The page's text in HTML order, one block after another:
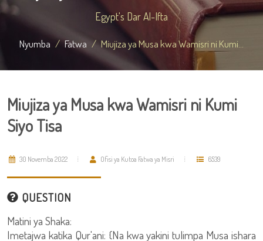
Egypt's Dar Al-Ifta
Nyumba Fatwa Miujiza ya Musa kwa Wamisri ni Kumi...
Miujiza ya Musa kwa Wamisri ni Kumi
Siyo Tisa
30 Novemba 2022 Ofisi ya Kutoa Fatwa ya Misri 6539
QUESTION
Matini ya Shaka:
Imetajwa katika Qur'ani: {Na kwa yakini tulimpa Musa ishara